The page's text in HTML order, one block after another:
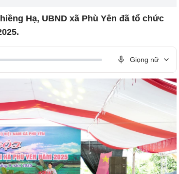
Hạ, UBND xã Phù Yên đã tổ chức
Giọng nữ